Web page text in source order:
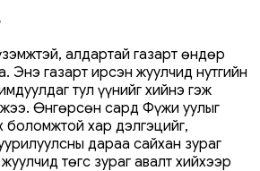
алдартай газарт өндөр
Энэ газарт ирсэн жуулчид нутгийн
тул үүнийг хийнэ гэж
Өнгөрсөн сард Фүжи уулыг
боломжтой хар дэлгэцийг,
дараа сайхан зураг
төгс зураг авалт хийхээр